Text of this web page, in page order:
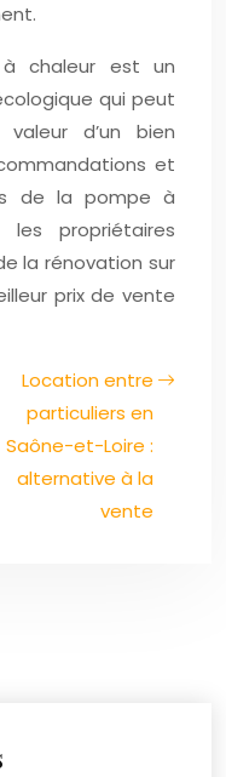
à chaleur est un
qui peut
d’un bien
et
de la pompe à
propriétaires
la rénovation sur
prix de vente
Location entre
particuliers en
Saône-et-Loire :
alternative à la
vente